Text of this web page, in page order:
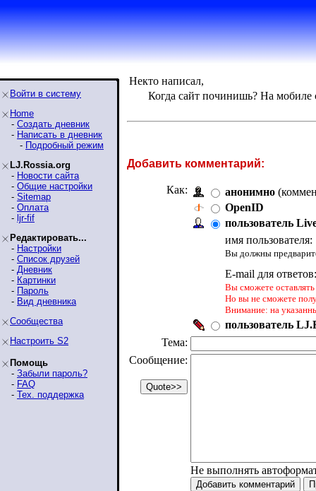
Войти в систему
Home
- Создать дневник
- Написать в дневник
- Подробный режим
LJ.Rossia.org
- Новости сайта
- Общие настройки
- Sitemap
- Оплата
- ljr-fif
Редактировать...
- Настройки
- Список друзей
- Дневник
- Картинки
- Пароль
- Вид дневника
Сообщества
Настроить S2
Помощь
- Забыли пароль?
- FAQ
- Тех. поддержка
Некто написал,
Когда сайт починишь? На мобиле
Добавить комментарий:
Как: анонимно
OpenID
пользователь
имя пользователя:
Вы должны
E-mail для
Вы сможете
Но вы не сможете
Внимание: на
пользователь
Тема:
Сообщение:
Не выполнять